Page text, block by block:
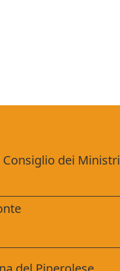
Consiglio dei Ministri